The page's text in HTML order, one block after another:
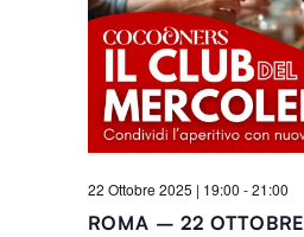
ROMA – 22 OTTOBRE
22 Ottobre 2025 | 19:00 -21:00